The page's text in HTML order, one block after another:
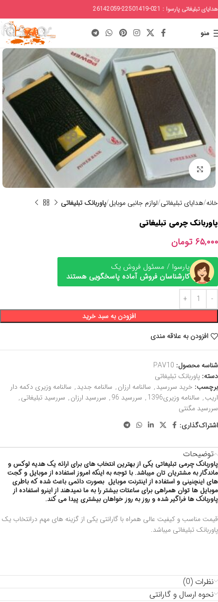
هدایای تبلیغاتی پارسوا : 021-22501419-26142059
منو
برای بزرگنمایی کلیک کنید
خانه هدایای تبلیغاتی لوازم جانبی موبایل پاوربانک تبلیغاتی
پاوربانک چرمی تبلیغاتی
۶۵,۰۰۰ تومان
پارسوا / مسئول فروش یک
کارشناسان فروش آماده پاسخگویی هستند
افزودن به سبد خرید
افزودن به علاقه مندی
شناسه محصول: PAV10
دسته: پاوربانک تبلیغاتی
برچسب: خرید سررسید, سالنامه ارزان, سالنامه جدید, سالنامه وزیری دکمه دار
اریب, سالنامه وزیری1396 , سررسید 96 , سررسید ارزان, سررسید تبلیغاتی,
سررسید مگنتی
اشتراک‌گذاری:
توضیحات
پاوربانک چرمی تبلیغاتی یکی از بهترین انتخاب های برای ارائه یک هدیه لوکس و
ماندگار به مشتریان تان میباشد. با توجه به اینکه امروز استفاده از موبایل و گجت
های اینچنینی و استفاده از اینترنت موبایل بصورت دائمی باعث شده که باطری
موبایل ها توان همراهی برای ساعتات بیشتر را به ما نمیدهند از اینرو استفاده از
پاوربانک ها فراگیر شده و روز به روز خواهان بیشتری پیدا می کند.
قیمت مناسب و کیفیت عالی همراه با گارانتی یکی از گزینه های مهم درانتخاب یک
پاوربانک تبلیغاتی میباشد.
نظرات (0)
نحوه ارسال و گارانتی